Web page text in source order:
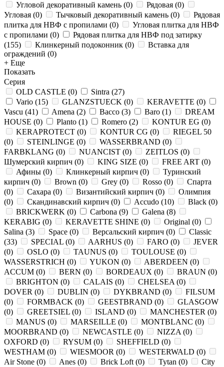
Угловой декоративный камень (0) Рядовая (0)
Угловая (0) Тычковый декоративный камень (0)
Рядовая
плитка для НВФ с пропилами (0)
Угловая плитка для НВФ
с пропилами (0)
Рядовая плитка для НВФ под затирку
(155) Клинкерный подоконник (0)
Вставка для
ограждений (0)
+ Еще
Показать
Серия
OLD CASTLE (0) Sintra (27)
Vario (15) GLANZSTUECK (0) KERAVETTE (0)
Vascu (41) Amena (2) Bacco (3) Baro (1)
DREAM
HOUSE (0) Planto (1) Romero (2) KONTUR EG (0)
KERAPROTECT (0) KONTUR СG (0)
RIEGEL 50
(0) STEINLINGE (0) WASSERBRAND (0)
FARBKLANG (0) NUANCIST (0) ZEITLOS (0)
Шумерский кирпич (0) KING SIZE (0) FREE ART (0)
Афины (0) Клинкерный кирпич (0)
Туринский
кирпич (0) Brown (0) Grey (0) Rosso (0)
Спарта
(0) Сахара (0) Византийский кирпич (0)
Олимпия
(0) Скандинавский кирпич (0) Accudo (10) Black (0)
BRICKWERK (0) Carbona (9) Galena (8)
KERABIG (0) KERAVETTE SHINE (0) Original (0)
Salina (3) Space (0) Версальский кирпич (0)
Classic
(33) SPECIAL (0) AARHUS (0) FARO (0)
JEVER
(0) OSLO (0) TAUNUS (0) TOULOUSE (0)
WASSERSTRICH (0) YUKON (0) ABERDEEN (0)
ACCUM (0) BERN (0) BORDEAUX (0) BRAUN (0)
BRIGHTON (0) CALAIS (0) CHELSEA (0)
DOVER (0) DUBLIN (0) DYKBRAND (0)
FILSUM
(0) FORMBACK (0) GEESTBRAND (0)
GLASGOW
(0) GREETSIEL (0) ISLAND (0) MANCHESTER (0)
MANUS (0) MARSEILLE (0) MONTBLANC (0)
MOORBRAND (0) NEWCASTLE (0) NIZZA (0)
OXFORD (0) RYSUM (0) SHEFFIELD (0)
WESTHAM (0) WIESMOOR (0) WESTERWALD (0)
Air Stone (0) Anes (0) Brick Loft (0) Tytan (0)
City